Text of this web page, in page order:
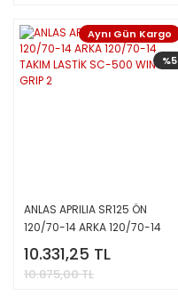
Aynı Gün Kargo
%5
ANLAS APRILIA SR125 ÖN
120/70-14 ARKA 120/70-14
TAKIM LASTİK SC-500 WINTER
GRIP 2
10.331,25 TL
10.875,00 TL